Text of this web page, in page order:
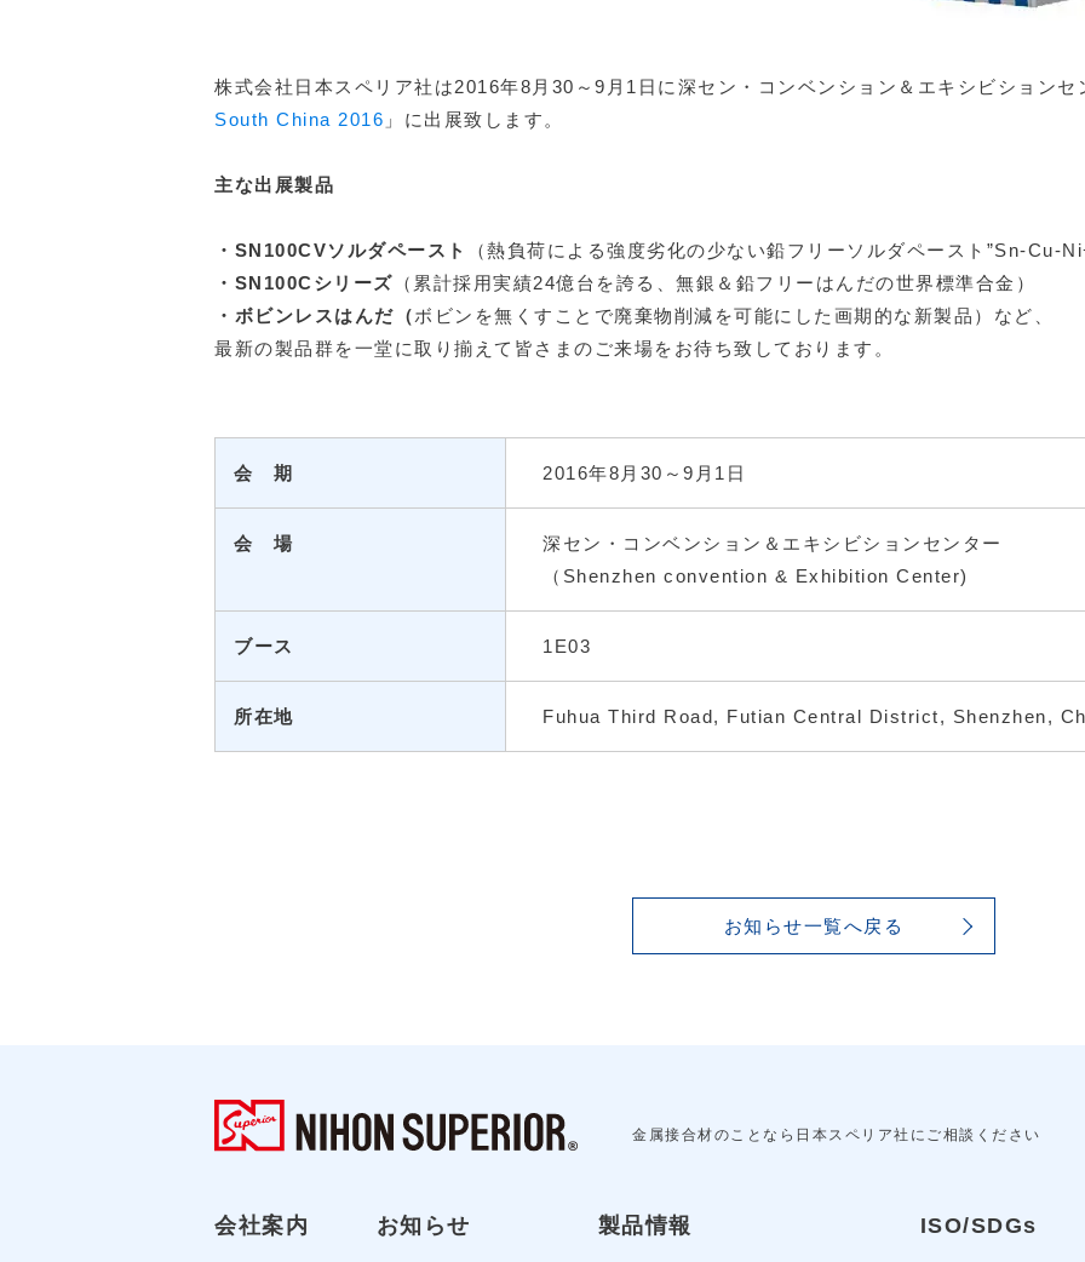
株式会社日本スペリア社は2016年8月30～9月1日に深セン・コンベンション＆エキシビションセ
South China 2016 」に出展致します。
主な出展製品
・SN100CVソルダペースト
（熱負荷による強度劣化の少ない鉛フリーソルダペースト”Sn-Cu-
・SN100Cシリーズ （累計採用実績24億台を誇る、無銀＆鉛フリーはんだの世界標準合金）
・ボビンレスはんだ（ボビンを無くすことで廃棄物削減を可能にした画期的な新製品）など、
最新の製品群を一堂に取り揃えて皆さまのご来場をお待ち致しております。
会 期 2016年8月30～9月1日
会 場
深セン・コンベンション＆エキシビションセンター
（Shenzhen convention & Exhibition Center)
ブース 1E03
所在地 Fuhua Third Road, Futian Central District, Shenzhen,
お知らせ一覧へ戻る
金属接合材のことなら日本スペリア社にご相談ください
会社案内 お知らせ 製品情報 ISO/SDGs